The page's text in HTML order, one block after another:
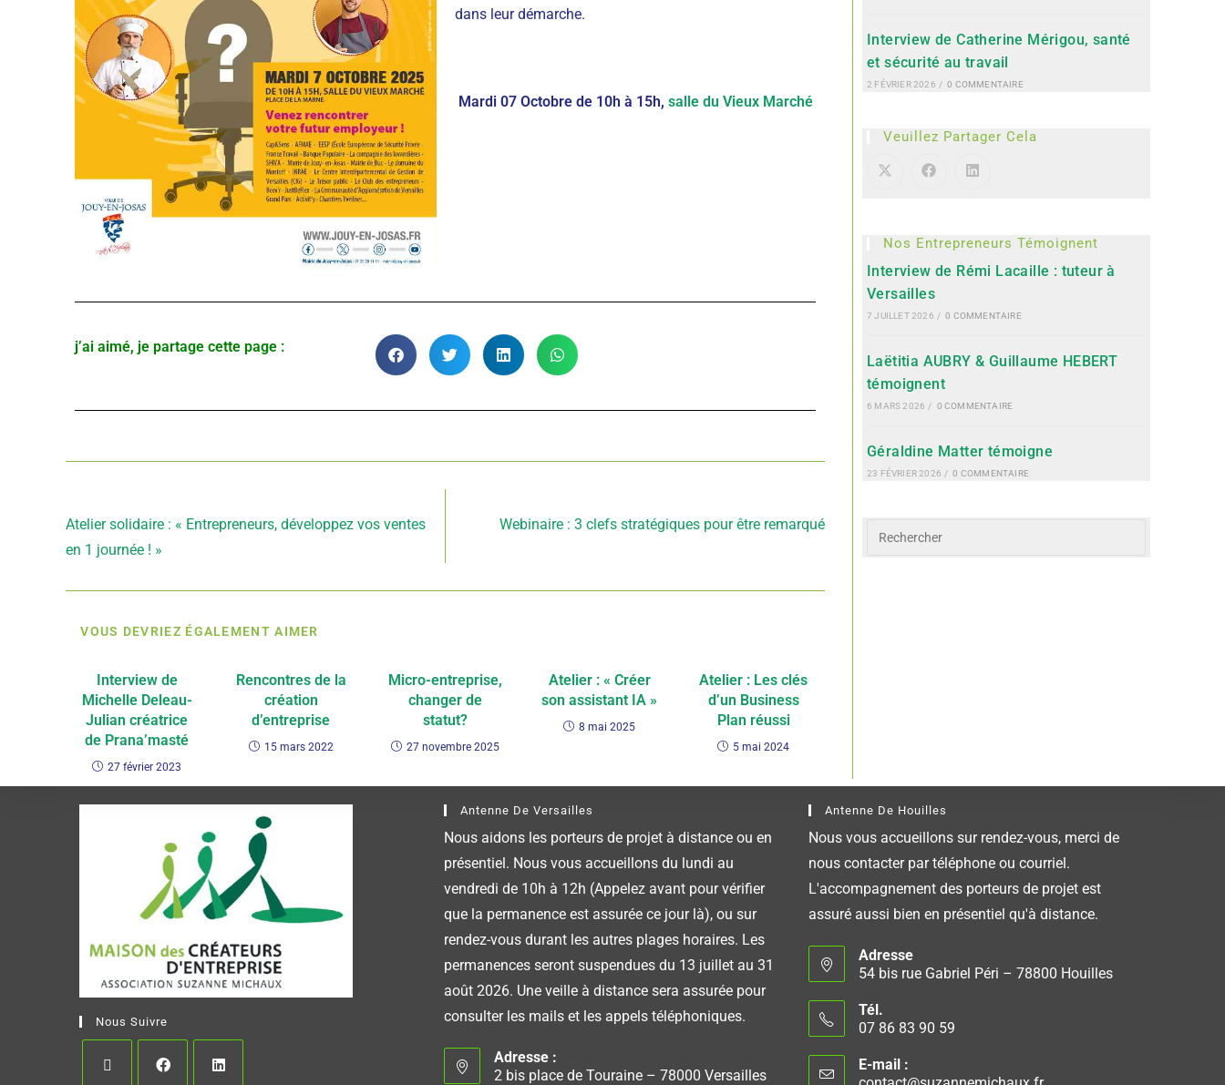
dans leur démarche.
Mardi 07 Octobre de 10h à 15h, salle du Vieux Marché
j’ai aimé, je partage cette page :
Atelier solidaire : « Entrepreneurs, développez vos ventes
en 1 journée ! »
Webinaire : 3 clefs stratégiques pour être remarqué
VOUS DEVRIEZ ÉGALEMENT AIMER
Interview de
Michelle Deleau-
Julian créatrice
de Prana’masté
27 février 2023
Rencontres de la
création
d’entreprise
15 mars 2022
Micro-entreprise,
changer de
statut?
27 novembre 2025
Atelier : « Créer
son assistant IA »
8 mai 2025
Atelier : Les clés
d’un Business
Plan réussi
5 mai 2024
Interview de Catherine Mérigou, santé
et sécurité au travail
2 FÉVRIER 2026 / 0 COMMENTAIRE
Veuillez Partager Cela
Nos Entrepreneurs Témoignent
Interview de Rémi Lacaille : tuteur à
Versailles
7 JUILLET 2026 / 0 COMMENTAIRE
Laëtitia AUBRY & Guillaume HEBERT
témoignent
6 MARS 2026 / 0 COMMENTAIRE
Géraldine Matter témoigne
23 FÉVRIER 2026 / 0 COMMENTAIRE
Nous Suivre
Antenne De Versailles
Nous aidons les porteurs de projet à distance ou en
présentiel. Nous vous accueillons du lundi au
vendredi de 10h à 12h (Appelez avant pour vérifier
que la permanence est assurée ce jour là), ou sur
rendez-vous durant les autres plages horaires. Les
permanences seront suspendues du 13 juillet au 31
août 2026. Une veille à distance sera assurée pour
consulter les mails et les appels téléphoniques.
Adresse :
2 bis place de Touraine – 78000 Versailles
Antenne De Houilles
Nous vous accueillons sur rendez-vous, merci de
nous contacter par téléphone ou courriel.
L'accompagnement des porteurs de projet est
assuré aussi bien en présentiel qu'à distance.
Adresse
54 bis rue Gabriel Péri – 78800 Houilles
Tél.
07 86 83 90 59
E-mail :